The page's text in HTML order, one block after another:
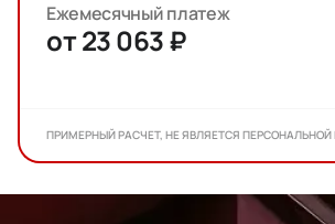
Ежемесячный платеж
от 23 063 ₽
ПРИМЕРНЫЙ РАСЧЕТ, НЕ ЯВЛЯЕТСЯ